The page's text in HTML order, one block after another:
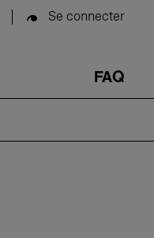
Se connecter
FAQ